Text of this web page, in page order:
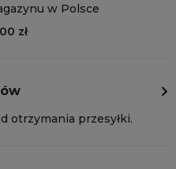
w Polsce
zł
otrzymania przesyłki.